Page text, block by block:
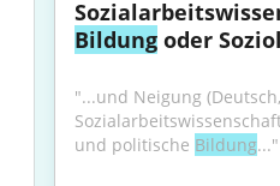
Bildung oder
"...und Neigung
und politische Bildung..."